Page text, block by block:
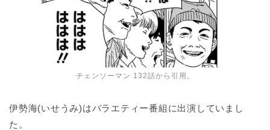
チェンソーマン 132話から引用。
伊勢海(いせうみ)はバラエティー番組に出演していまし
た。